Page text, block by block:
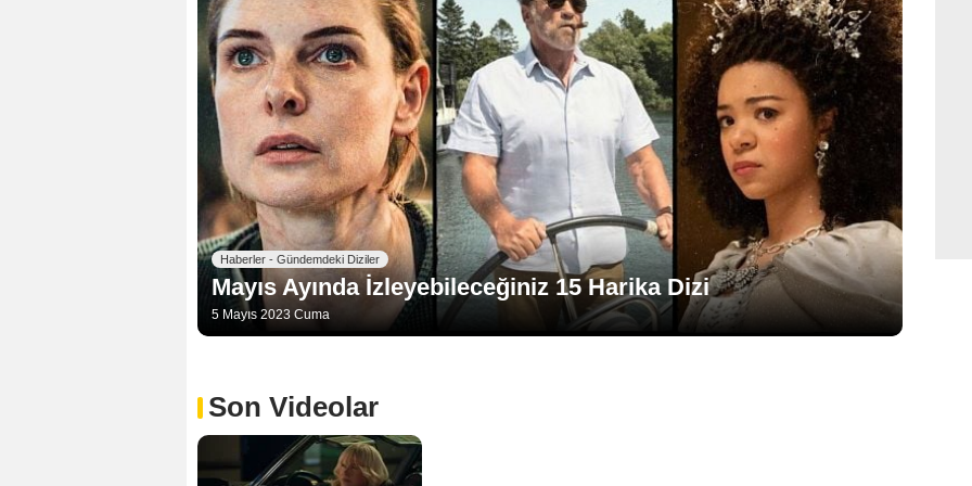
Haberler - Gündemdeki Diziler
Mayıs Ayında İzleyebileceğiniz 15 Harika Dizi
5 Mayıs 2023 Cuma
Son Videolar